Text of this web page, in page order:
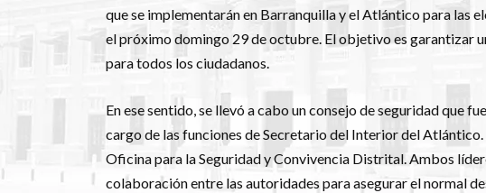
que se implementarán en Barranquilla y el Atlántico para las
el próximo domingo 29 de octubre. El objetivo es garantizar
para todos los ciudadanos.
En ese sentido, se llevó a cabo un consejo de seguridad que
cargo de las funciones de Secretario del Interior del
Oficina para la Seguridad y Convivencia Distrital. Ambos
colaboración entre las autoridades para asegurar el normal